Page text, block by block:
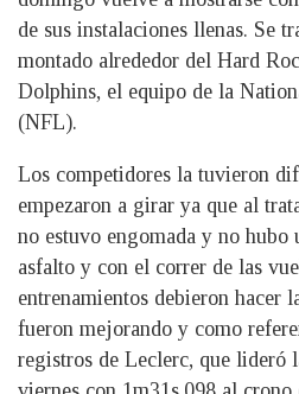
de sus instalaciones llenas. Se
montado alrededor del Hard
Dolphins, el equipo de la
(NFL).
Los competidores la tuvieron
empezaron a girar ya que al
no estuvo engomada y no hubo
asfalto y con el correr de las
entrenamientos debieron hacer
fueron mejorando y como
registros de Leclerc, que lideró